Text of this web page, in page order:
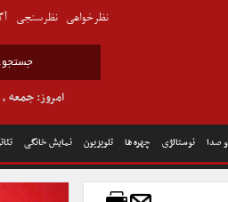
صدا نوستالژی چهره ها تلویزیون نمایش خانگی
امروز: جمعه , ۱۶ مرداد ۱۴۰۵
نظرخواهی نظرسنجی